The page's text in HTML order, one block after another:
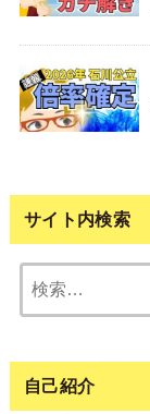
サイト内検索
自己紹介